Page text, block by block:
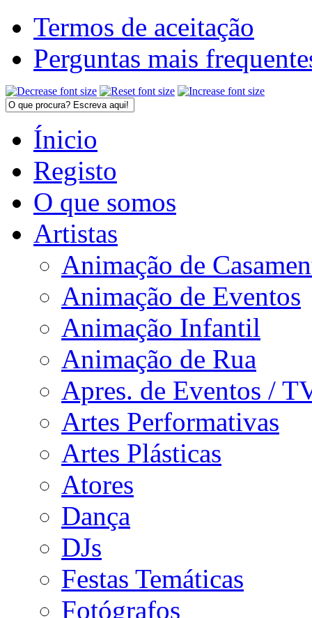
Termos de aceitação
Perguntas mais
Ínicio
Registo
O que somos
Artistas
Animação de
Animação de Eventos
Animação Infantil
Animação de Rua
Apres. de Eventos /
Artes Performativas
Artes Plásticas
Atores
Dança
DJs
Festas Temáticas
Fotógrafos